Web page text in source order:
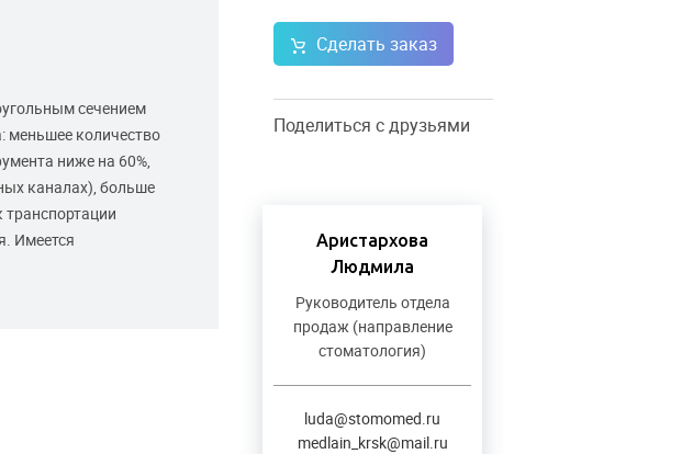
Сделать заказ
Поделиться с друзьями
Аристархова
Людмила
Руководитель отдела
продаж (направление
стоматология)
luda@stomomed.ru
medlain_krsk@mail.ru
сечением
меньшее количество
ниже на 60%,
каналах), больше
Имеется